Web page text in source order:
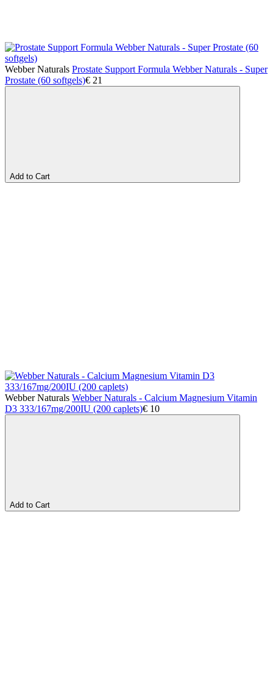
Webber Naturals Prostate Support Formula Webber Naturals - Super
Prostate (60 softgels)€ 21
Add to Cart
Webber Naturals Webber Naturals - Calcium Magnesium Vitamin
D3 333/167mg/200IU (200 caplets)€ 10
Add to Cart